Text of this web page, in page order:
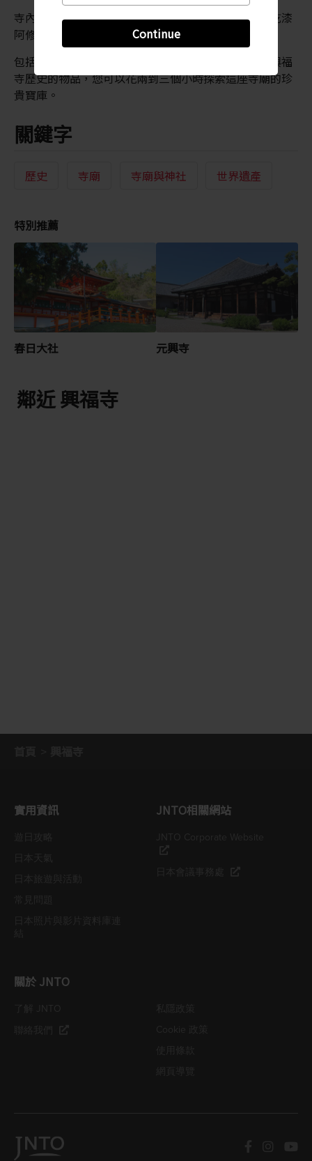
Continue
寺內除了鍍金的佛像以外，還供奉著各種大作，包括乾漆
阿修羅雕像和青銅藥師佛頭像。
包括佛教雕塑、繪畫、文物、書籍、舊檔和其他講述興福
寺歷史的物品，您可以花兩到三個小時探索這座寺廟的珍
貴寶庫。
關鍵字
歷史 寺廟 寺廟與神社 世界遺產
特別推薦
春日大社 元興寺
鄰近 興福寺
實用資訊 JNTO相關網站
關於 JNTO